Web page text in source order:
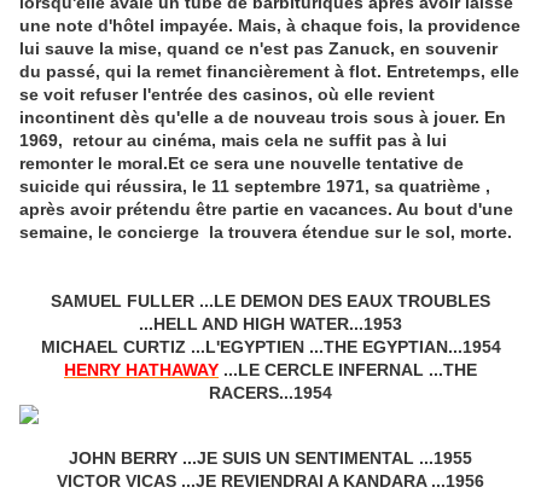
une note d'hôtel impayée. Mais, à chaque fois, la providence
lui sauve la mise, quand ce n'est pas Zanuck, en souvenir
du passé, qui la remet financièrement à flot. Entretemps, elle
se voit refuser l'entrée des casinos, où elle revient
incontinent dès qu'elle a de nouveau trois sous à jouer. En
1969, retour au cinéma, mais cela ne suffit pas à lui
remonter le moral.Et ce sera une nouvelle tentative de
suicide qui réussira, le 11 septembre 1971, sa quatrième ,
après avoir prétendu être partie en vacances. Au bout d'une
semaine, le concierge la trouvera étendue sur le sol, morte.
SAMUEL FULLER ...LE DEMON DES EAUX TROUBLES
...HELL AND HIGH WATER...1953
MICHAEL CURTIZ ...L'EGYPTIEN ...THE EGYPTIAN...1954
HENRY HATHAWAY ...LE CERCLE INFERNAL ...THE
RACERS...1954
JOHN BERRY ...JE SUIS UN SENTIMENTAL ...1955
VICTOR VICAS ...JE REVIENDRAI A KANDARA ...1956